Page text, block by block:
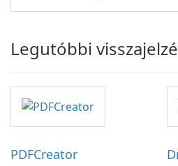
Legutóbbi
PDFCreator